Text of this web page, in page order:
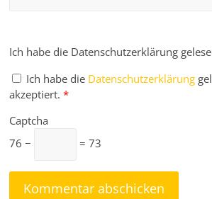
Ich habe die Datenschutzerklärung
Ich habe die Datenschutzerklärung
akzeptiert. *
Captcha
76 −
= 73